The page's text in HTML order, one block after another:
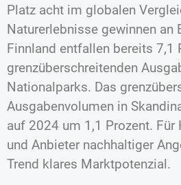
Platz acht im globalen
Naturerlebnisse gewinnen an
Finnland entfallen bereits 7,1
grenzüberschreitenden
Nationalparks. Das
Ausgabenvolumen in
auf 2024 um 1,1 Prozent. Für
und Anbieter nachhaltiger
Trend klares Marktpotenzial.